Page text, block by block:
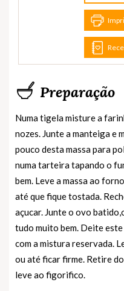
Preparação
Numa tigela misture a
nozes. Junte a manteiga e
pouco desta massa para
numa tarteira tapando o
bem. Leve a massa ao
até que fique tostada.
açucar. Junte o ovo
tudo muito bem. Deite
com a mistura reservada.
ou até ficar firme. Retire
leve ao figorifico.